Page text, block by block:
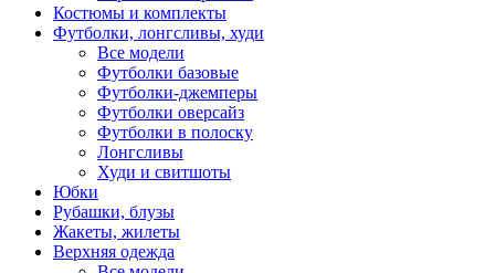
Костюмы и комплекты
Футболки, лонгсливы, худи
Все модели
Футболки базовые
Футболки-джемперы
Футболки оверсайз
Футболки в полоску
Лонгсливы
Худи и свитшоты
Юбки
Рубашки, блузы
Жакеты, жилеты
Верхняя одежда